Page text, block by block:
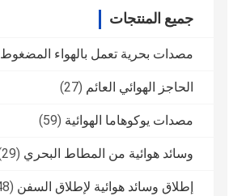
جميع المنتجات
مصدات بحرية تعمل بالهواء المضغوط
الحاجز الهوائي العائم (27)
مصدات يوكوهاما الهوائية (59)
وسائد هوائية من المطاط البحري (29)
إطلاق وسائد هوائية لإطلاق السفن (48)